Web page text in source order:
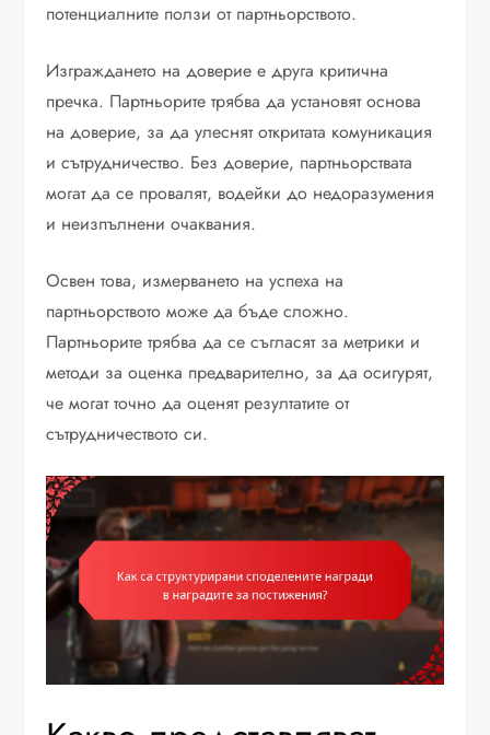
потенциалните ползи от партньорството.
Изграждането на доверие е друга критична
пречка. Партньорите трябва да установят основа
на доверие, за да улеснят откритата комуникация
и сътрудничество. Без доверие, партньорствата
могат да се провалят, водейки до недоразумения
и неизпълнени очаквания.
Освен това, измерването на успеха на
партньорството може да бъде сложно.
Партньорите трябва да се съгласят за метрики и
методи за оценка предварително, за да осигурят,
че могат точно да оценят резултатите от
сътрудничеството си.